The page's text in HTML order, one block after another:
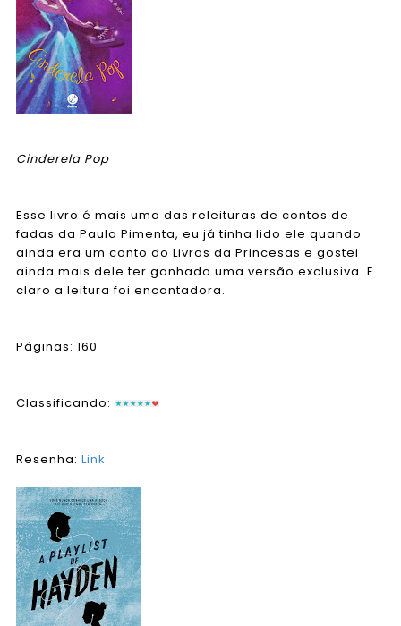
Cinderela Pop
Esse livro é mais uma das releituras de contos de
fadas da Paula Pimenta, eu já tinha lido ele quando
ainda era um conto do Livros da Princesas e gostei
ainda mais dele ter ganhado uma versão exclusiva. E
claro a leitura foi encantadora.
Páginas: 160
Classificando:
Resenha: Link